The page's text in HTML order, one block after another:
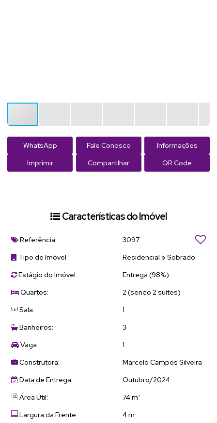
WhatsApp Fale Conosco
Informações
Imprimir
Compartilhar QR Code
Características do Imóvel
Referência:
3097
Tipo de Imóvel:
Residencial » Sobrado
Estágio do Imóvel:
Entrega (98%)
Quartos:
2 (sendo 2 suítes)
Sala:
1
Banheiros:
3
Vaga:
1
Construtora:
Marcelo Campos Silveira
Data de Entrega:
Outubro/2024
Área Útil:
74 m²
Largura da Frente:
4 m